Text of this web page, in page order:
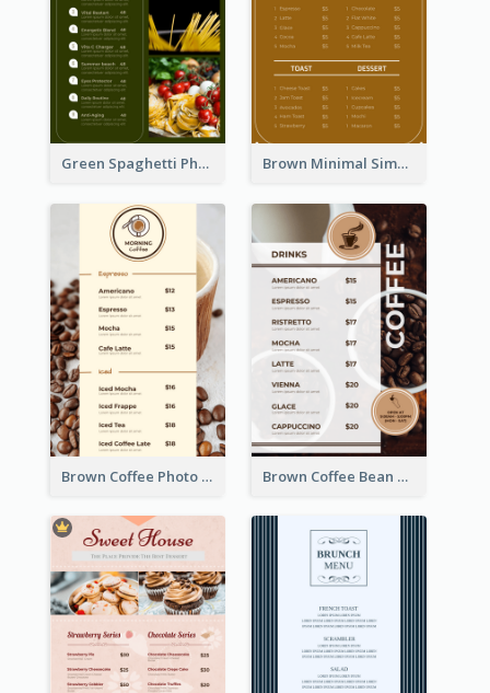
Green Spaghetti Photos Grand Restaurant Menu Brown Minimal Simple Cafe Menu
Brown Coffee Photo Coffee Shop Menu Brown Coffee Bean Background Café Menu